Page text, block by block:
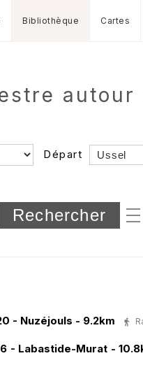
Bibliothèque Cartes
autour
Départ
et sous-dossiers
- Nuzéjouls - 9.2km
- Labastide-Murat -